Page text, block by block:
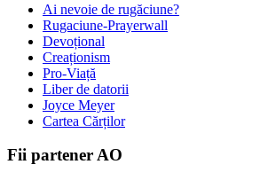
Ai nevoie de rugăciune?
Rugaciune-Prayerwall
Devoțional
Creaționism
Pro-Viață
Liber de datorii
Joyce Meyer
Cartea Cărților
Fii partener AO